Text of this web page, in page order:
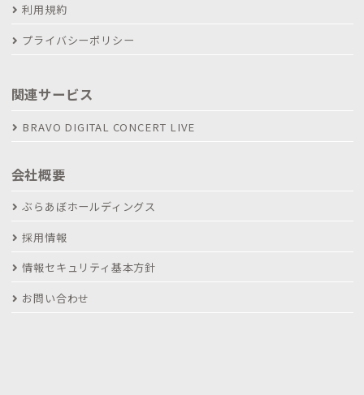
利用規約
プライバシーポリシー
関連サービス
BRAVO DIGITAL CONCERT LIVE
会社概要
ぶらあぼホールディングス
採用情報
情報セキュリティ基本方針
お問い合わせ